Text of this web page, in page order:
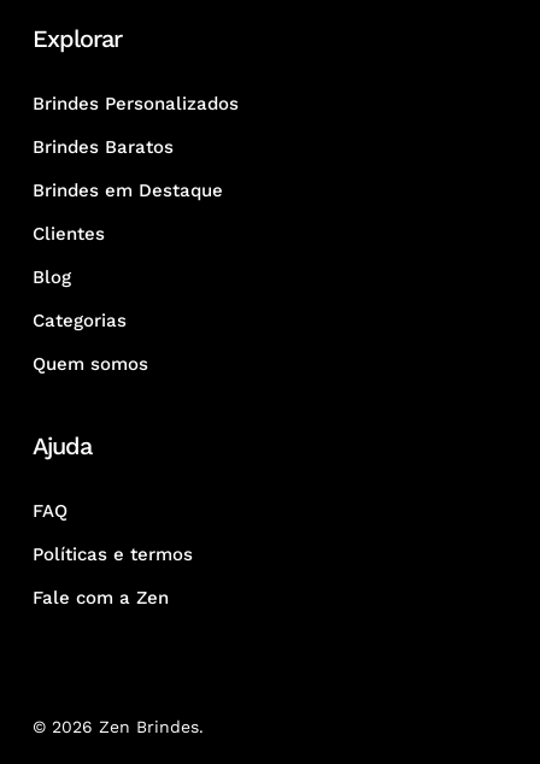
Explorar
Brindes Personalizados
Brindes Baratos
Brindes em Destaque
Clientes
Blog
Categorias
Quem somos
Ajuda
FAQ
Políticas e termos
Fale com a Zen
© 2026 Zen Brindes.